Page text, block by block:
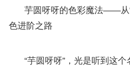
芋圆呀呀的色彩魔法——从“
色进阶之路
“芋圆呀呀”，光是听到这